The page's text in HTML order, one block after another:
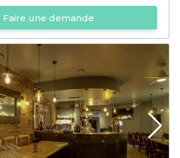
Faire une demande